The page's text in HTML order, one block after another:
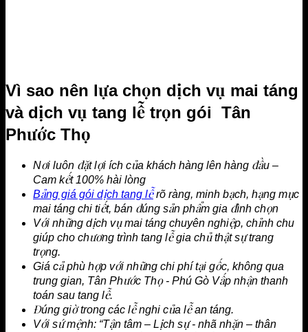
Vì sao nên lựa chọn dịch vụ mai táng
và dịch vụ tang lễ trọn gói Tân
Phước Thọ
Nơi luôn đặt lợi ích của khách hàng lên hàng đầu –
Cam kết 100% hài lòng
Bảng giá gói dịch tang lễrõ ràng, minh bạch, hạng mục
mai táng chi tiết, bán đúng sản phẩm gia đình chọn
Với những dịch vụ mai táng chuyên nghiệp, chỉnh chu
giúp cho chương trình tang lễ gia chủ thật sự trang
trọng.
Giá cả phù hợp với những chi phí tại gốc, không qua
trung gian, Tân Phước Thọ - Phú Gò Vấp nhận thanh
toán sau tang lễ.
Đúng giờ trong các lễ nghi của lễ an táng.
Với sứ mệnh: “Tận tâm – Lịch sự - nhã nhặn – thân